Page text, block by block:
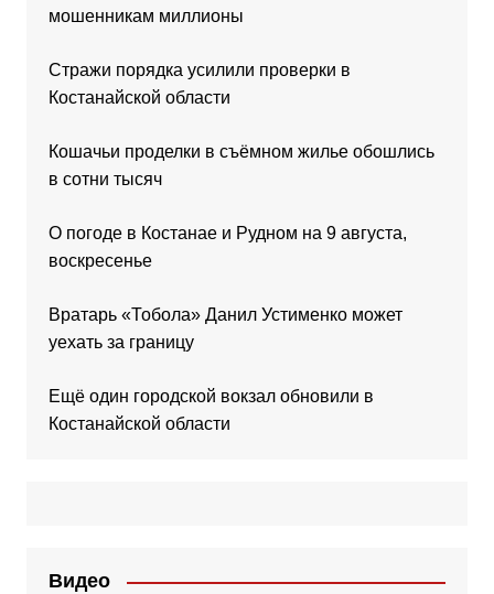
мошенникам миллионы
Стражи порядка усилили проверки в
Костанайской области
Кошачьи проделки в съёмном жилье обошлись
в сотни тысяч
О погоде в Костанае и Рудном на 9 августа,
воскресенье
Вратарь «Тобола» Данил Устименко может
уехать за границу
Ещё один городской вокзал обновили в
Костанайской области
Видео